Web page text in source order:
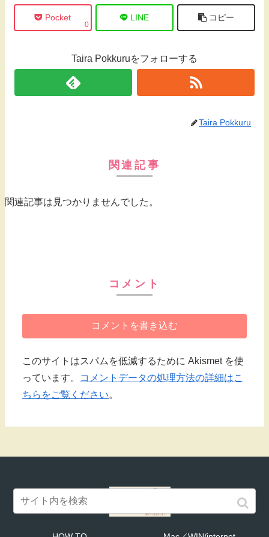
Pocket
0
LINE コピー
Taira Pokkuruをフォローする
Taira Pokkuru
関連記事
関連記事は見つかりませんでした。
コメント
コメントを書き込む
このサイトはスパムを低減するために Akismet を使
っています。
コメントデータの処理方法の詳細はこ
ちらをご覧ください。